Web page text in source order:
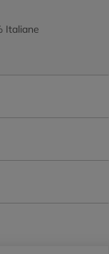
Italiane